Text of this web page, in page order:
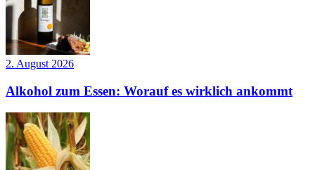
2. August 2026
Alkohol zum Essen: Worauf es wirklich ankommt